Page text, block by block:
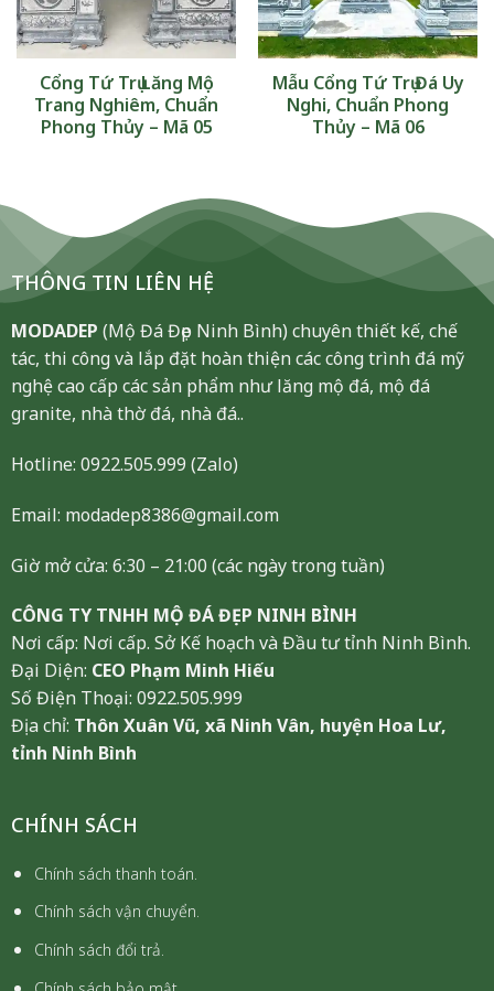
Cổng Tứ Trụ Lăng Mộ
Trang Nghiêm, Chuẩn
Phong Thủy – Mã 05
Mẫu Cổng Tứ Trụ Đá Uy
Nghi, Chuẩn Phong
Thủy – Mã 06
THÔNG TIN LIÊN HỆ
MODADEP (Mộ Đá Đẹp Ninh Bình) chuyên thiết kế, chế
tác, thi công và lắp đặt hoàn thiện các công trình đá mỹ
nghệ cao cấp các sản phẩm như lăng mộ đá, mộ đá
granite, nhà thờ đá, nhà đá..
Hotline: 0922.505.999 (Zalo)
Email: modadep8386@gmail.com
Giờ mở cửa: 6:30 – 21:00 (các ngày trong tuần)
CÔNG TY TNHH MỘ ĐÁ ĐẸP NINH BÌNH
Nơi cấp: Nơi cấp. Sở Kế hoạch và Đầu tư tỉnh Ninh Bình.
Đại Diện: CEO Phạm Minh Hiếu
Số Điện Thoại: 0922.505.999
Địa chỉ: Thôn Xuân Vũ, xã Ninh Vân, huyện Hoa Lư,
tỉnh Ninh Bình
CHÍNH SÁCH
Chính sách thanh toán.
Chính sách vận chuyển.
Chính sách đổi trả.